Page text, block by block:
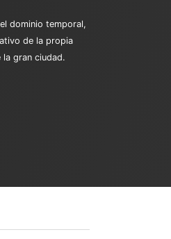
dominio temporal,
de la propia
la gran ciudad.